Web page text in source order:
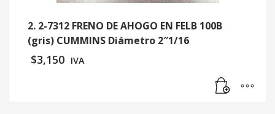
2. 2-7312 FRENO DE AHOGO EN FELB 100B
(gris) CUMMINS Diámetro 2″1/16
$3,150 IVA